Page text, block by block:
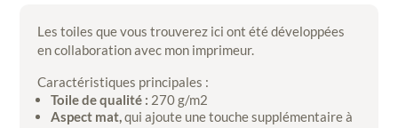
Les toiles que vous trouverez ici ont été développées
en collaboration avec mon imprimeur.
Caractéristiques principales :
Toile de qualité : 270 g/m2
Aspect mat,qui ajoute une touche supplémentaire à